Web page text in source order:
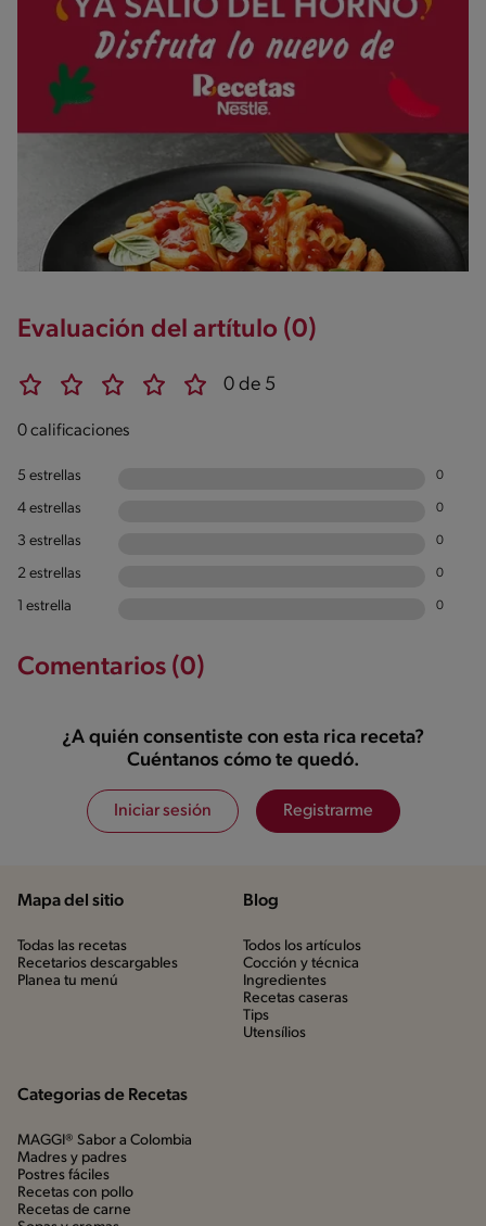
Evaluación del artítulo (0)
0 de 5
0 calificaciones
5 estrellas 0
4 estrellas 0
3 estrellas 0
2 estrellas 0
1 estrella 0
Comentarios (0)
¿A quién consentiste con esta rica receta?
Cuéntanos cómo te quedó.
Iniciar sesión Registrarme
Mapa del sitio
Todas las recetas
Recetarios descargables
Planea tu menú
Blog
Todos los artículos
Cocción y técnica
Ingredientes
Recetas caseras
Tips
Utensílios
Categorias de Recetas
MAGGI® Sabor a Colombia
Madres y padres
Postres fáciles
Recetas con pollo
Recetas de carne